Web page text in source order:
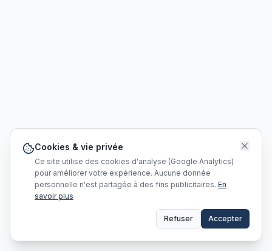
Cookies & vie privée
Ce site utilise des cookies d'analyse (Google Analytics)
pour améliorer votre expérience. Aucune donnée
personnelle n'est partagée à des fins publicitaires. En
savoir plus
Refuser Accepter